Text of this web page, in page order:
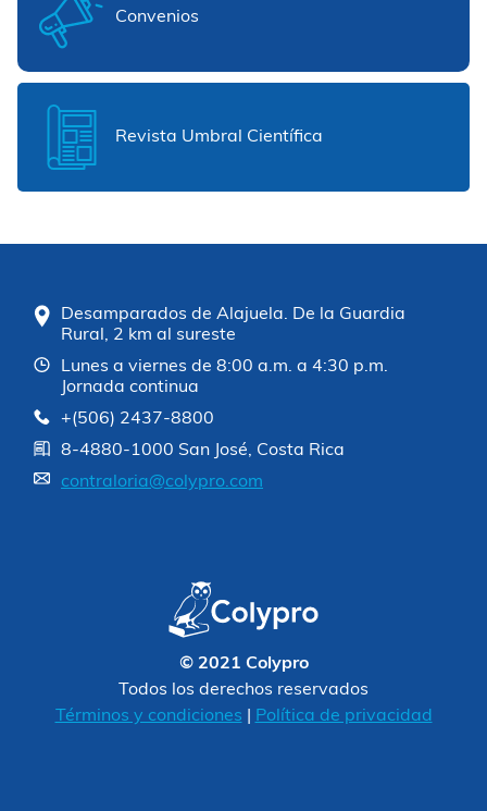
Convenios
Revista Umbral Científica
Desamparados de Alajuela. De la Guardia
Rural, 2 km al sureste
Lunes a viernes de 8:00 a.m. a 4:30 p.m.
Jornada continua
+(506) 2437-8800
8-4880-1000 San José, Costa Rica
contraloria@colypro.com
© 2021 Colypro
Todos los derechos reservados
Términos y condiciones
Política de privacidad